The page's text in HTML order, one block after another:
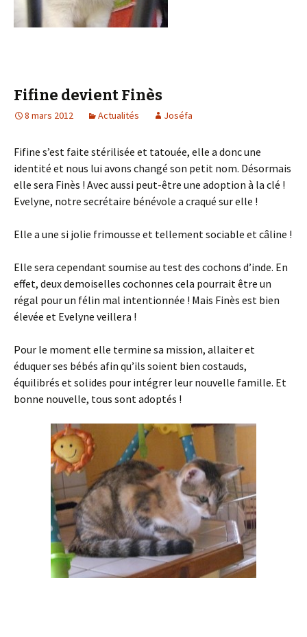
Fifine devient Finès
8 mars 2012 Actualités Joséfa
Fifine s’est faite stérilisée et tatouée, elle a donc une
identité et nous lui avons changé son petit nom. Désormais
elle sera Finès ! Avec aussi peut-être une adoption à la clé !
Evelyne, notre secrétaire bénévole a craqué sur elle !
Elle a une si jolie frimousse et tellement sociable et câline !
Elle sera cependant soumise au test des cochons d’inde. En
effet, deux demoiselles cochonnes cela pourrait être un
régal pour un félin mal intentionnée ! Mais Finès est bien
élevée et Evelyne veillera !
Pour le moment elle termine sa mission, allaiter et
éduquer ses bébés afin qu’ils soient bien costauds,
équilibrés et solides pour intégrer leur nouvelle famille. Et
bonne nouvelle, tous sont adoptés !